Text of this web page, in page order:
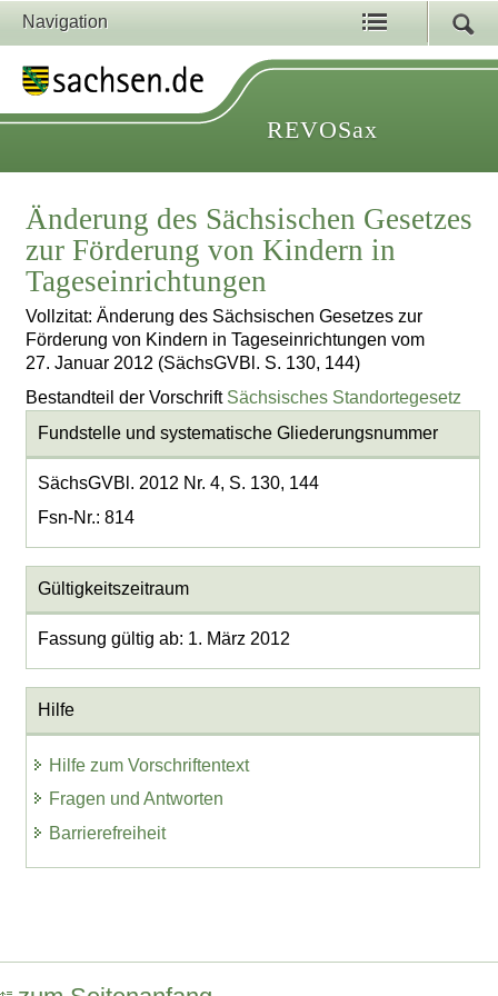
Navigation
REVOSax
Änderung des Sächsischen Gesetzes
zur Förderung von Kindern in
Tageseinrichtungen
Vollzitat: Änderung des Sächsischen Gesetzes zur
Förderung von Kindern in Tageseinrichtungen vom
27. Januar 2012 (SächsGVBl. S. 130, 144)
Bestandteil der Vorschrift Sächsisches Standortegesetz
Fundstelle und systematische Gliederungsnummer
SächsGVBl. 2012 Nr. 4, S. 130, 144
Fsn-Nr.: 814
Gültigkeitszeitraum
Fassung gültig ab: 1. März 2012
Hilfe
Hilfe zum Vorschriftentext
Fragen und Antworten
Barrierefreiheit